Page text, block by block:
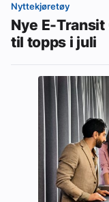
Nyttekjøretøy
Nye E-Transit
til topps i juli